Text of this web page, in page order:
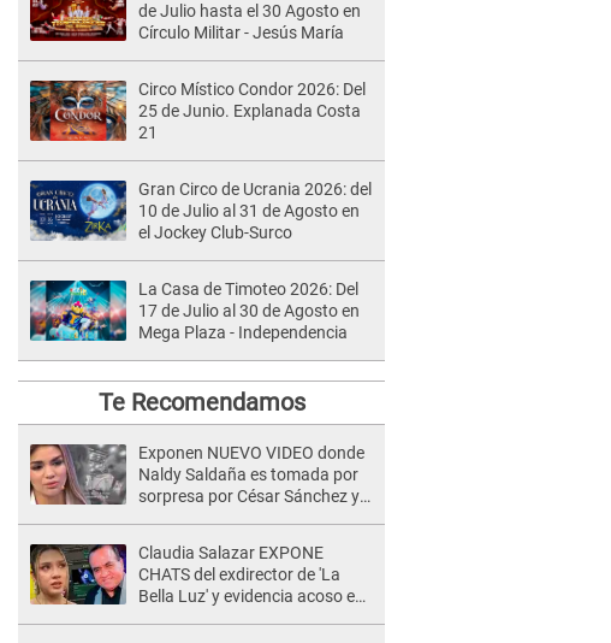
de Julio hasta el 30 Agosto en
Círculo Militar - Jesús María
Circo Místico Condor 2026: Del
25 de Junio. Explanada Costa
21
Gran Circo de Ucrania 2026: del
10 de Julio al 31 de Agosto en
el Jockey Club-Surco
La Casa de Timoteo 2026: Del
17 de Julio al 30 de Agosto en
Mega Plaza - Independencia
Te Recomendamos
Exponen NUEVO VIDEO donde
Naldy Saldaña es tomada por
sorpresa por César Sánchez y
Claudia Salazar EXPONE
CHATS del exdirector de 'La
Bella Luz' y evidencia acoso e